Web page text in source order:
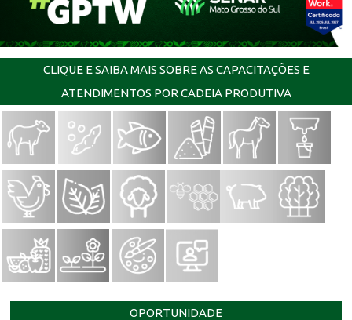
CLIQUE E SAIBA MAIS SOBRE AS CAPACITAÇÕES E
ATENDIMENTOS POR CADEIA PRODUTIVA
OPORTUNIDADE